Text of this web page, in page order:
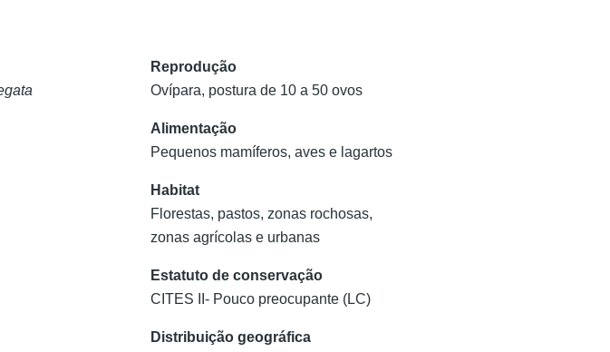
Reprodução
Ovípara, postura de 10 a 50 ovos
Alimentação
Pequenos mamíferos, aves e lagartos
Habitat
Florestas, pastos, zonas rochosas,
zonas agrícolas e urbanas
Estatuto de conservação
CITES II- Pouco preocupante (LC)
Distribuição geográfica